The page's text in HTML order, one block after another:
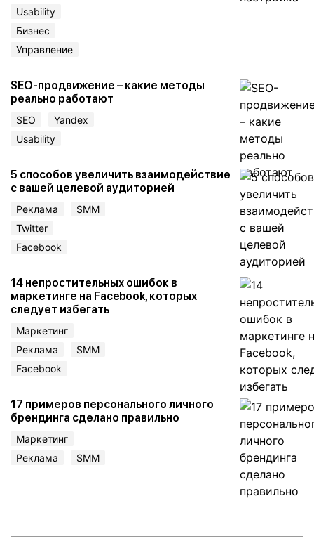
Usability
Бизнес
Управление
SEO-продвижение – какие методы
реально работают
SEO
Yandex
Usability
5 способов увеличить взаимодействие
с вашей целевой аудиторией
Реклама
SMM
Twitter
Facebook
14 непростительных ошибок в
маркетинге на Facebook, которых
следует избегать
Маркетинг
Реклама
SMM
Facebook
17 примеров персонального личного
брендинга сделано правильно
Маркетинг
Реклама
SMM